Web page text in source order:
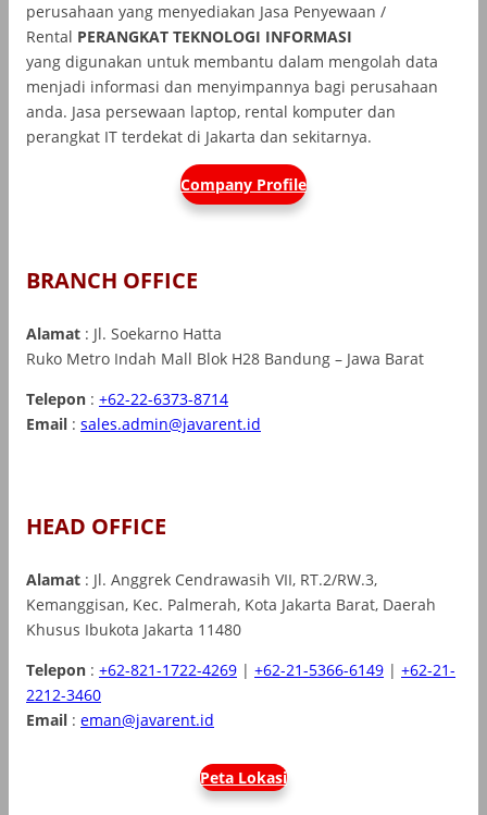
perusahaan yang menyediakan Jasa Penyewaan /
Rental PERANGKAT TEKNOLOGI INFORMASI
yang digunakan untuk membantu dalam mengolah data
menjadi informasi dan menyimpannya bagi perusahaan
anda. Jasa persewaan laptop, rental komputer dan
perangkat IT terdekat di Jakarta dan sekitarnya.
Company Profile
BRANCH OFFICE
Alamat : Jl. Soekarno Hatta
Ruko Metro Indah Mall Blok H28 Bandung – Jawa Barat
Telepon : +62-22-6373-8714
Email : sales.admin@javarent.id
HEAD OFFICE
Alamat : Jl. Anggrek Cendrawasih VII, RT.2/RW.3,
Kemanggisan, Kec. Palmerah, Kota Jakarta Barat, Daerah
Khusus Ibukota Jakarta 11480
Telepon : +62-821-1722-4269 | +62-21-5366-6149 | +62-21-
2212-3460
Email : eman@javarent.id
Peta Lokasi